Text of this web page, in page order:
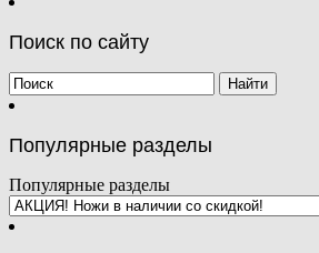
Поиск по сайту
Популярные разделы
Популярные разделы